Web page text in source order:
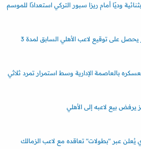
وديًا أمام ريزا سبور التركي استعدادًا للموسم
خاص.. بيراميدز يحصل على توقيع لاعب الأهلي السابق لمدة 3
بالعاصمة الإدارية وسط استمرار تمرد ثلاثي
يرفض بيع لاعبه إلى الأهلي
يُعلن عبر "بطولات" تعاقده مع لاعب الزمالك